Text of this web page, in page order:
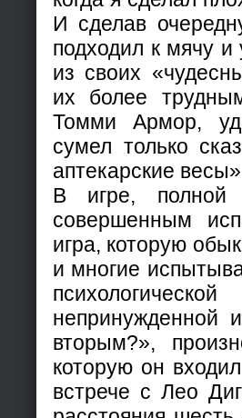
И сделав
подходил к мячу
из своих
их более
Томми Армор,
сумел только
аптекарские
В игре, полной
совершенным
игра, которую
и многие
непринужденной
вторым?»,
которую он
встрече с Лео